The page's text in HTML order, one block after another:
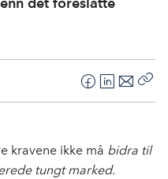
F
e
b
L
k
e
E
o
kravene ikke må bidra til
tungt marked.